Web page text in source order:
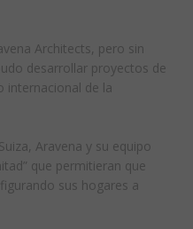
Architects, pero sin
desarrollar proyectos de
internacional de la
Aravena y su equipo
que permitieran que
sus hogares a